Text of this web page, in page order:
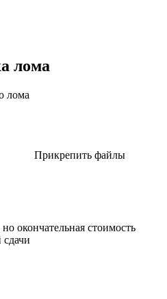
лома
лома
Прикрепить файлы
окончательная стоимость
сдачи